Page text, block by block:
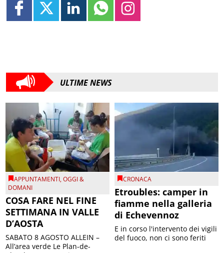
ULTIME NEWS
APPUNTAMENTI,OGGI &
DOMANI
COSA FARE NEL FINE
SETTIMANA IN VALLE
D’AOSTA
SABATO 8 AGOSTO ALLEIN –
All’area verde Le Plan-de-
CRONACA
Etroubles: camper in
fiamme nella galleria
di Echevennoz
E in corso l'intervento dei vigili
del fuoco, non ci sono feriti